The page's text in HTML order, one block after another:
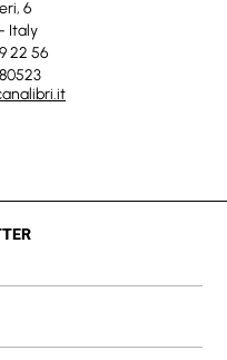
6
Italy
22 56